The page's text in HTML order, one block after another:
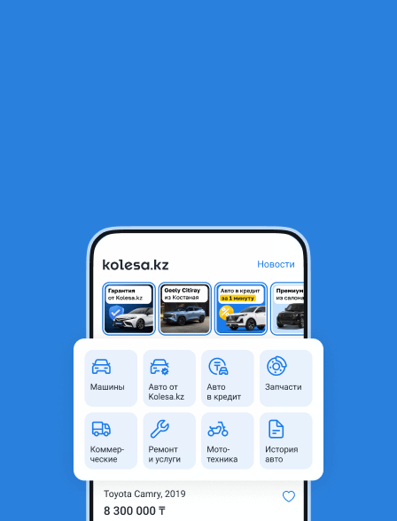
Audi 100 1991 года
Объявление находится в архиве и может быть
аварийная/не на ходу
Павлодар, Павлодарская